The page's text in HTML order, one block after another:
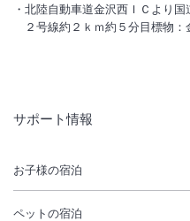
北陸自動車道金沢西ＩＣより
２号線約２ｋｍ約５分目標物：
サポート情報
お子様の宿泊
ペットの宿泊